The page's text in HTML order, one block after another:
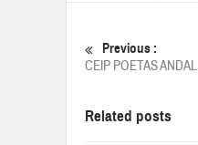
Previous :
CEIP POETAS
Related posts